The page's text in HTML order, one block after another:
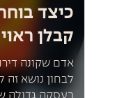
כיצד
קבלן ראוי
אדם שקונה
לבחון נושא זה
בעסקה גדולה